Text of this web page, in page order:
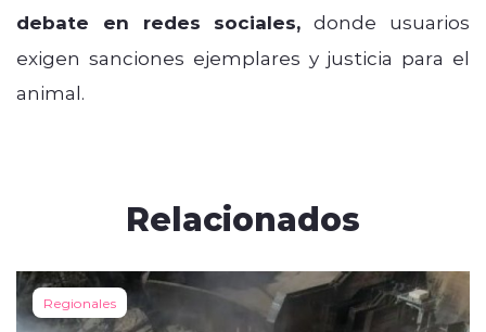
debate en redes sociales, donde usuarios
exigen sanciones ejemplares y justicia para el
animal.
Relacionados
Regionales